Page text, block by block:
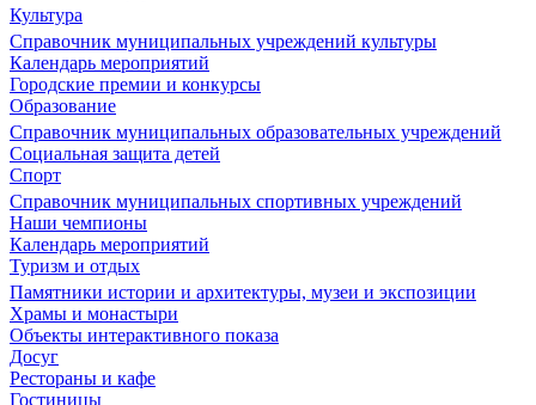
Культура
Справочник муниципальных учреждений культуры
Календарь мероприятий
Городские премии и конкурсы
Образование
Справочник муниципальных образовательных учреждений
Социальная защита детей
Спорт
Справочник муниципальных спортивных учреждений
Наши чемпионы
Календарь мероприятий
Туризм и отдых
Памятники истории и архитектуры, музеи и экспозиции
Храмы и монастыри
Объекты интерактивного показа
Досуг
Рестораны и кафе
Гостиницы